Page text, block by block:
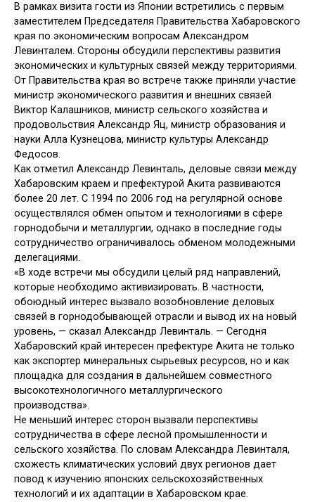
В рамках визита гости из Японии встретились с первым
заместителем Председателя Правительства Хабаровского
края по экономическим вопросам Александром
Левинталем. Стороны обсудили перспективы развития
экономических и культурных связей между территориями.
От Правительства края во встрече также приняли участие
министр экономического развития и внешних связей
Виктор Калашников, министр сельского хозяйства и
продовольствия Александр Яц, министр образования и
науки Алла Кузнецова, министр культуры Александр
Федосов.
Как отметил Александр Левинталь, деловые связи между
Хабаровским краем и префектурой Акита развиваются
более 20 лет. С 1994 по 2006 год на регулярной основе
осуществлялся обмен опытом и технологиями в сфере
горнодобычи и металлургии, однако в последние годы
сотрудничество ограничивалось обменом молодежными
делегациями.
«В ходе встречи мы обсудили целый ряд направлений,
которые необходимо активизировать. В частности,
обоюдный интерес вызвало возобновление деловых
связей в горнодобывающей отрасли и вывод их на новый
уровень, — сказал Александр Левинталь. — Сегодня
Хабаровский край интересен префектуре Акита не только
как экспортер минеральных сырьевых ресурсов, но и как
площадка для создания в дальнейшем совместного
высокотехнологичного металлургического
производства».
Не меньший интерес сторон вызвали перспективы
сотрудничества в сфере лесной промышленности и
сельского хозяйства. По словам Александра Левинталя,
схожесть климатических условий двух регионов дает
повод к изучению японских сельскохозяйственных
технологий и их адаптации в Хабаровском крае.